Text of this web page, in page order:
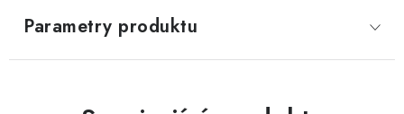
Parametry produktu